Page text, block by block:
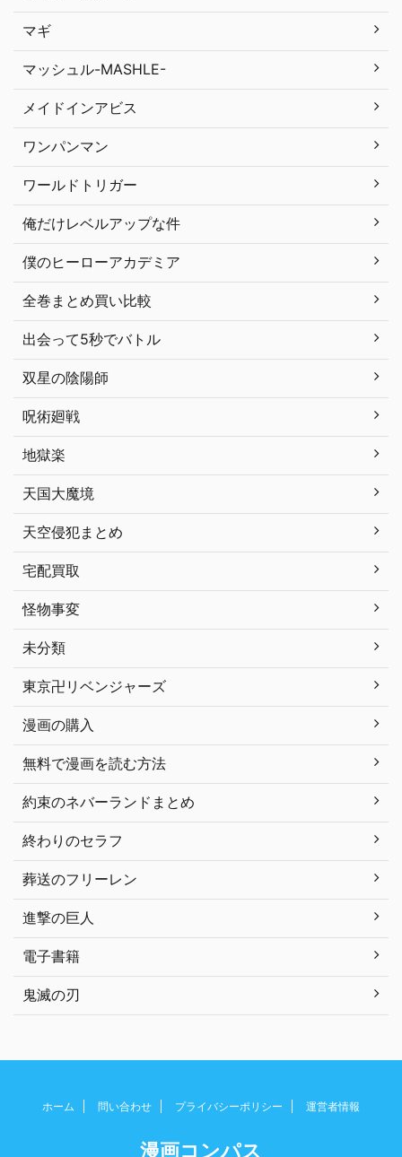
マギ
マッシュル-MASHLE-
メイドインアビス
ワンパンマン
ワールドトリガー
俺だけレベルアップな件
僕のヒーローアカデミア
全巻まとめ買い比較
出会って5秒でバトル
双星の陰陽師
呪術廻戦
地獄楽
天国大魔境
天空侵犯まとめ
宅配買取
怪物事変
未分類
東京卍リベンジャーズ
漫画の購入
無料で漫画を読む方法
約束のネバーランドまとめ
終わりのセラフ
葬送のフリーレン
進撃の巨人
電子書籍
鬼滅の刃
ホーム 問い合わせ プライバシーポリシー 運営者情報
漫画コンパス